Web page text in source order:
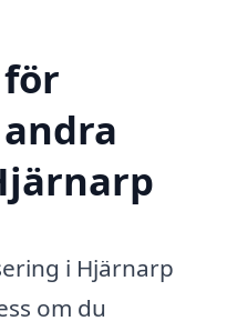
i Hjärnarp
om du